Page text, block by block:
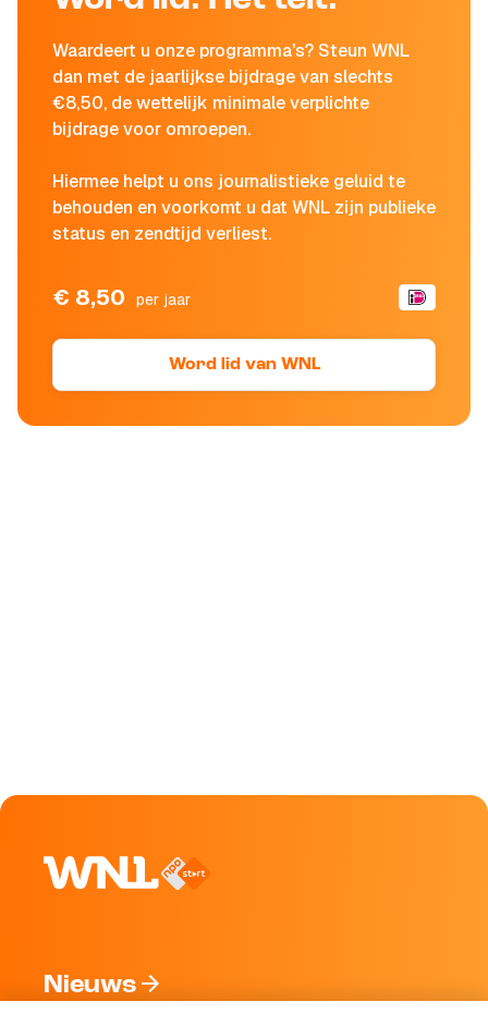
Waardeert u onze programma's? Steun WNL
dan met de jaarlijkse bijdrage van slechts
€8,50, de wettelijk minimale verplichte
bijdrage voor omroepen.
Hiermee helpt u ons journalistieke geluid te
behouden en voorkomt u dat WNL zijn publieke
status en zendtijd verliest.
€ 8,50 per jaar
Word lid van WNL
Nieuws